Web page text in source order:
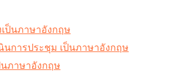
เป็นภาษาอังกฤษ
นการประชุม เป็นภาษาอังกฤษ
ภาษาอังกฤษ